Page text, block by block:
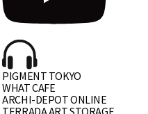
PIGMENT TOKYO
WHAT CAFE
ARCHI-DEPOT ONLINE